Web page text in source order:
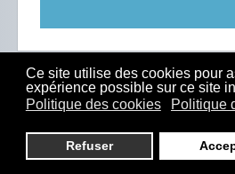
Ce site utilise des cookies pour
expérience possible sur ce site
Politique des cookies
Politique
Refuser
SUIVEZ-MOI